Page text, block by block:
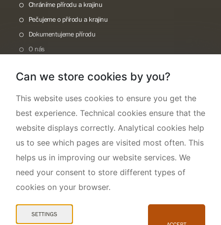
Chráníme přírodu a krajinu
Pečujeme o přírodu a krajinu
Dokumentujeme přírodu
O nás
Can we store cookies by you?
This website uses cookies to ensure you get the
best experience. Technical cookies ensure that the
website displays correctly. Analytical cookies help
us to see which pages are visited most often. This
helps us in improving our website services. We
need your consent to store different types of
cookies on your browser.
SETTINGS